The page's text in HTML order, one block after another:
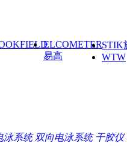
ELCOMETER
易高
STIK
WTW
泳系统 双向电泳系统 干胶仪